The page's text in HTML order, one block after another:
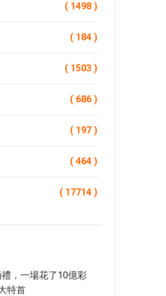
( 1498 )
( 184 )
( 1503 )
( 686 )
( 197 )
( 464 )
( 17714 )
，一場花了10億彩
特首